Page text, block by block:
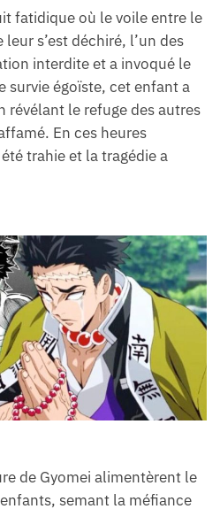
fatidique où le voile entre le
s’est déchiré, l’un des
interdite et a invoqué le
survie égoïste, cet enfant a
révélant le refuge des autres
En ces heures
trahie et la tragédie a
de Gyomei alimentèrent le
semant la méfiance